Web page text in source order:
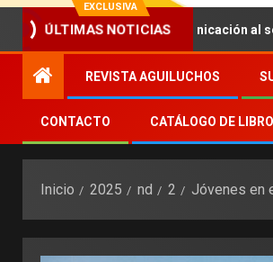
EXCLUSIVA
ÚLTIMAS NOTICIAS
a impulsar una comunicación al servicio del
REVISTA AGUILUCHOS
CONTACTO CATÁLOGO DE
Inicio 2025 nd 2 Jóvenes en